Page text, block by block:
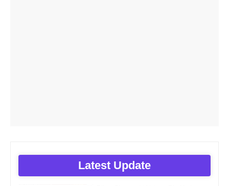
Latest Update